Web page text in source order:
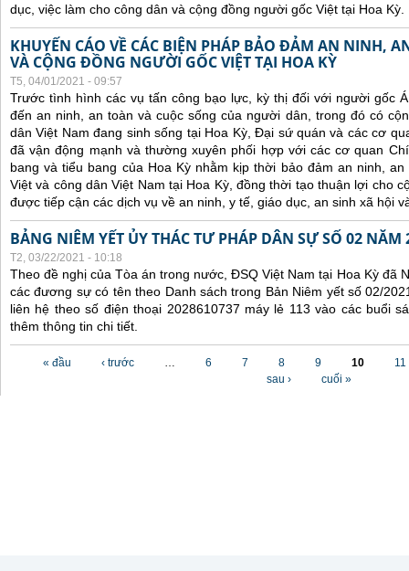
dục, việc làm cho công dân và cộng đồng người gốc Việt tại Hoa Kỳ.
KHUYẾN CÁO VỀ CÁC BIỆN PHÁP BẢO ĐẢM AN NINH,
VÀ CỘNG ĐỒNG NGƯỜI GỐC VIỆT TẠI HOA KỲ
T5, 04/01/2021 - 09:57
Trước tình hình các vụ tấn công bạo lực, kỳ thị đối với người gốc
đến an ninh, an toàn và cuộc sống của người dân, trong đó có
dân Việt Nam đang sinh sống tại Hoa Kỳ,Đại sứ quán và các cơ
đãvận động mạnh và thường xuyên phối hợpvới cáccơ quan
bang và tiểu bang của Hoa Kỳ nhằm kịp thời bảo đảm an ninh,
Việtvà công dân Việt Nam tại Hoa Kỳ, đồng thời tạo thuận lợi cho
được tiếp cận các dịch vụ về an ninh, y tế, giáo dục, an sinh xã hội
BẢNG NIÊM YẾT ỦY THÁC TƯ PHÁP DÂN SỰ SỐ 02 NĂM
T2, 03/22/2021 - 10:18
Theo đề nghị của Tòa án trong nước, ĐSQ Việt Nam tại Hoa Kỳ đã
các đương sự có tên theo Danh sách trong Bản Niêm yết số 02/
liên hệ theo số điện thoại 2028610737 máy lẻ 113 vào các buổi
thêm thông tin chi tiết.
Các trang
« đầu ‹ trước … 6 7 8 9 10
11
sau ›
cuối »